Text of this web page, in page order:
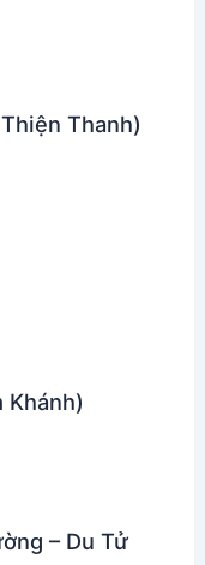
Thanh)
Khánh)
– Du Tử